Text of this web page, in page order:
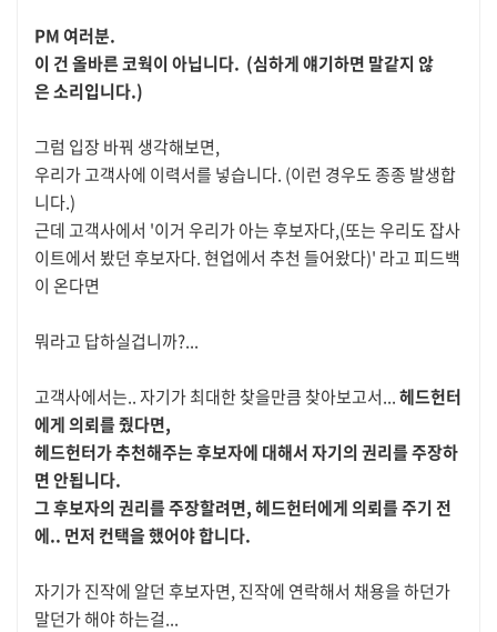
PM 여러분.
이 건 올바른 코웍이 아닙니다. (심하게 얘기하면 말같지 않
은 소리입니다.)
그럼 입장 바꿔 생각해보면,
우리가 고객사에 이력서를 넣습니다. (이런 경우도 종종 발생합
니다.)
근데 고객사에서 '이거 우리가 아는 후보자다,(또는 우리도 잡사
이트에서 봤던 후보자다. 현업에서 추천 들어왔다)' 라고 피드백
이 온다면
뭐라고 답하실겁니까?...
고객사에서는.. 자기가 최대한 찾을만큼 찾아보고서...헤드헌터
에게 의뢰를 줬다면,
헤드헌터가 추천해주는 후보자에 대해서 자기의 권리를 주장하
면 안됩니다.
그 후보자의 권리를 주장할려면, 헤드헌터에게 의뢰를 주기 전
에.. 먼저 컨택을 했어야 합니다.
자기가 진작에 알던 후보자면, 진작에 연락해서 채용을 하던가
말던가 해야 하는걸...